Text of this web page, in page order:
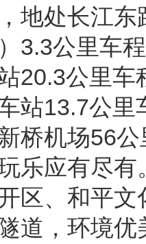
地处长江
3.3公里车
20.3公里
站13.7公
桥机场56
乐应有尽
区、和平
道，环境